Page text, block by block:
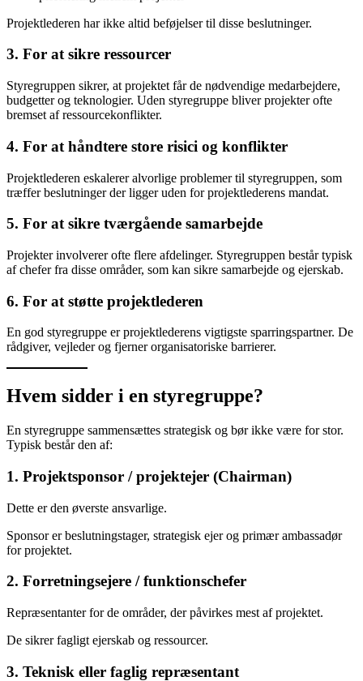
Projektlederen har ikke altid beføjelser til disse beslutninger.
3. For at sikre ressourcer
Styregruppen sikrer, at projektet får de nødvendige medarbejdere,
budgetter og teknologier. Uden styregruppe bliver projekter ofte
bremset af ressourcekonflikter.
4. For at håndtere store risici og konflikter
Projektlederen eskalerer alvorlige problemer til styregruppen, som
træffer beslutninger der ligger uden for projektlederens mandat.
5. For at sikre tværgående samarbejde
Projekter involverer ofte flere afdelinger. Styregruppen består typisk
af chefer fra disse områder, som kan sikre samarbejde og ejerskab.
6. For at støtte projektlederen
En god styregruppe er projektlederens vigtigste sparringspartner. De
rådgiver, vejleder og fjerner organisatoriske barrierer.
Hvem sidder i en styregruppe?
En styregruppe sammensættes strategisk og bør ikke være for stor.
Typisk består den af:
1. Projektsponsor / projektejer (Chairman)
Dette er den øverste ansvarlige.
Sponsor er beslutningstager, strategisk ejer og primær ambassadør
for projektet.
2. Forretningsejere / funktionschefer
Repræsentanter for de områder, der påvirkes mest af projektet.
De sikrer fagligt ejerskab og ressourcer.
3. Teknisk eller faglig repræsentant